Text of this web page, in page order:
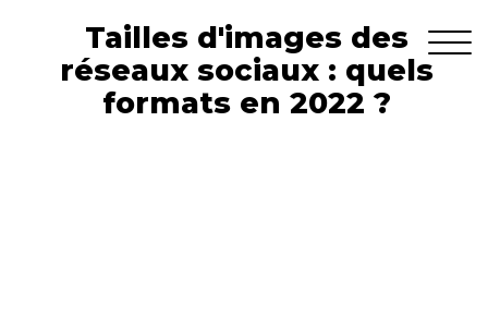
Tailles d'images des
réseaux sociaux : quels
formats en 2022 ?